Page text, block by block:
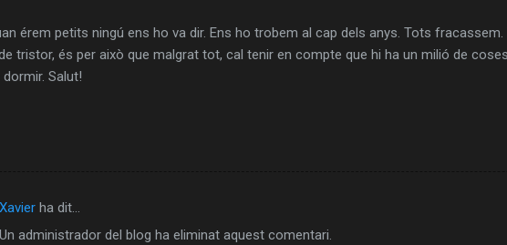
érem petits ningú ens ho va dir. Ens ho trobem al cap dels anys. Tots
tristor, és per això que malgrat tot, cal tenir en compte que hi ha un milió de
Salut!
Xavier ha dit…
Un administrador del blog ha eliminat aquest comentari.